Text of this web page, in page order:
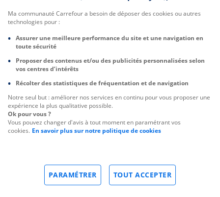
Ma communauté Carrefour a besoin de déposer des cookies ou autres
technologies pour :
Assurer une meilleure performance du site et une navigation en
toute sécurité
Proposer des contenus et/ou des publicités personnalisées selon
vos centres d’intérêts
Récolter des statistiques de fréquentation et de navigation
Notre seul but : améliorer nos services en continu pour vous proposer une
expérience la plus qualitative possible.
Ok pour vous ?
Vous pouvez changer d'avis à tout moment en paramétrant vos
cookies. En savoir plus sur notre politique de cookies
TOUT ACCEPTER
PARAMÉTRER